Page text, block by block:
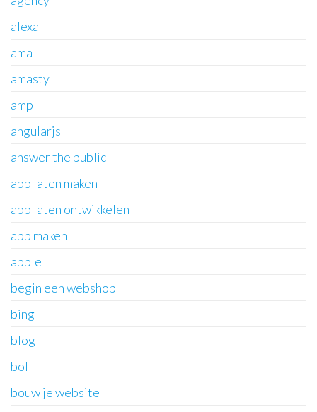
alexa
ama
amasty
amp
angularjs
answer the public
app laten maken
app laten ontwikkelen
app maken
apple
begin een webshop
bing
blog
bol
bouw je website